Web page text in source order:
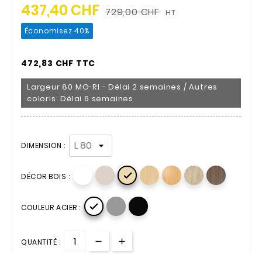
437,40 CHF 729,00 CHF HT
Économisez 40%
472,83 CHF TTC
Largeur 80 MG-RI - Délai 2 semaines / Autres
coloris: Délai 6 semaines
DIMENSION :
DÉCOR BOIS : 
COULEUR ACIER : 
QUANTITÉ :